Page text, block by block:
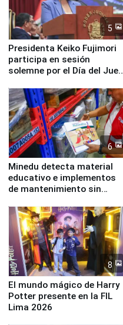
5
Presidenta Keiko Fujimori
participa en sesión
solemne por el Día del Juez
6
Minedu detecta material
educativo e implementos
de mantenimiento sin
la UGEL 2
8
El mundo mágico de Harry
Potter presente en la FIL
Lima 2026